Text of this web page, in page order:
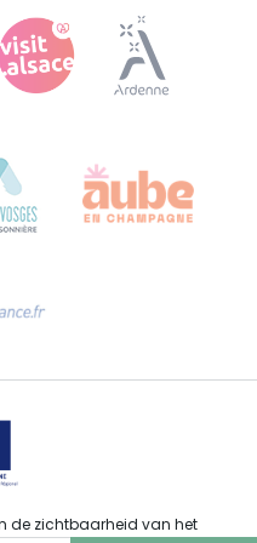
Grand Est
e-mail
de zichtbaarheid van het